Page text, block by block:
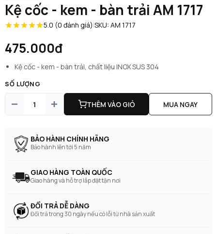
Kệ cốc - kem - bàn trải AM 1717
5.0 (0 đánh giá)|SKU: AM 1717
475.000đ
Kệ cốc - kem - bàn trải, chất liệu INOX SUS 304
SỐ LƯỢNG
THÊM VÀO GIỎ MUA NGAY
BẢO HÀNH CHÍNH HÃNG
Bảo hành lên tới 5 năm
GIAO HÀNG TOÀN QUỐC
Giao hàng và hỗ trợ lắp đặt tận nơi
ĐỔI TRẢ DỄ DÀNG
Đổi trả trong 30 ngày nếu có lỗi từ nhà sản xuất